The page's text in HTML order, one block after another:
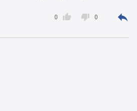
на оренду житла , забудовника
при покупці взагалі

0  0 